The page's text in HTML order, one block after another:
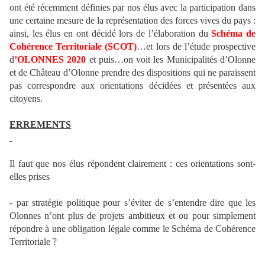
ont été récemment définies par nos élus avec la participation dans
une certaine mesure de la représentation des forces vives du pays :
ainsi, les élus en ont décidé lors de l’élaboration duSchéma de
Cohérence Territoriale (SCOT)…et lors de l’étude prospective
d’OLONNES 2020 et puis…on voit les Municipalités d’Olonne
et de Château d’Olonne prendre des dispositions qui ne paraissent
pas correspondre aux orientations décidées et présentées aux
citoyens.
ERREMENTS
Il faut que nos élus répondent clairement : ces orientations sont-
elles prises
- par stratégie politique pour s’éviter de s’entendre dire que les
Olonnes n’ont plus de projets ambitieux et ou pour simplement
répondre à une obligation légale comme le Schéma de Cohérence
Territoriale ?